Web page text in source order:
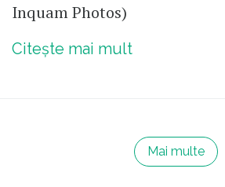
Inquam Photos)
Citește mai mult
Mai multe